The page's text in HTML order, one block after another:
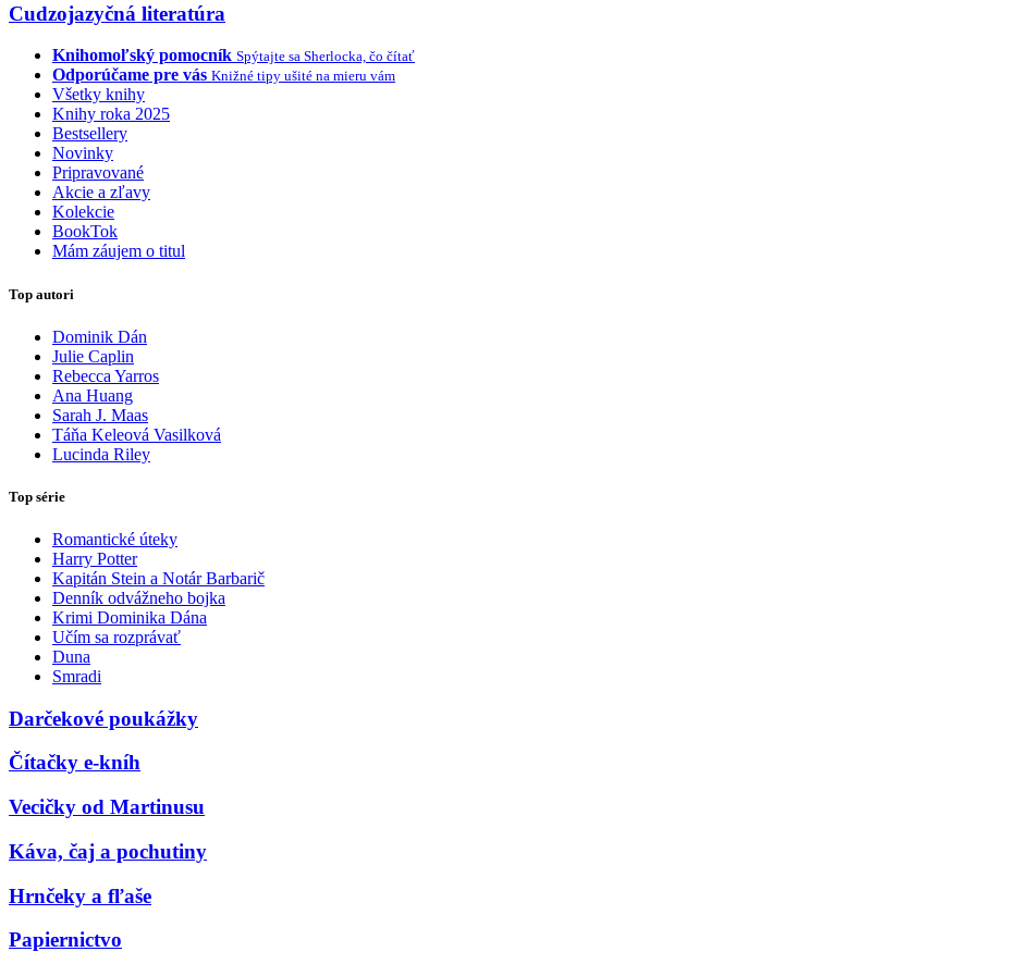
Cudzojazyčná literatúra
Knihomoľský pomocník Spýtajte sa Sherlocka, čo čítať
Odporúčame pre vás Knižné tipy ušité na mieru vám
Všetky knihy
Knihy roka 2025
Bestsellery
Novinky
Pripravované
Akcie a zľavy
Kolekcie
BookTok
Mám záujem o titul
Top autori
Dominik Dán
Julie Caplin
Rebecca Yarros
Ana Huang
Sarah J. Maas
Táňa Keleová Vasilková
Lucinda Riley
Top série
Romantické úteky
Harry Potter
Kapitán Stein a Notár Barbarič
Denník odvážneho bojka
Krimi Dominika Dána
Učím sa rozprávať
Duna
Smradi
Darčekové poukážky
Čítačky e-kníh
Vecičky od Martinusu
Káva, čaj a pochutiny
Hrnčeky a fľaše
Papiernictvo